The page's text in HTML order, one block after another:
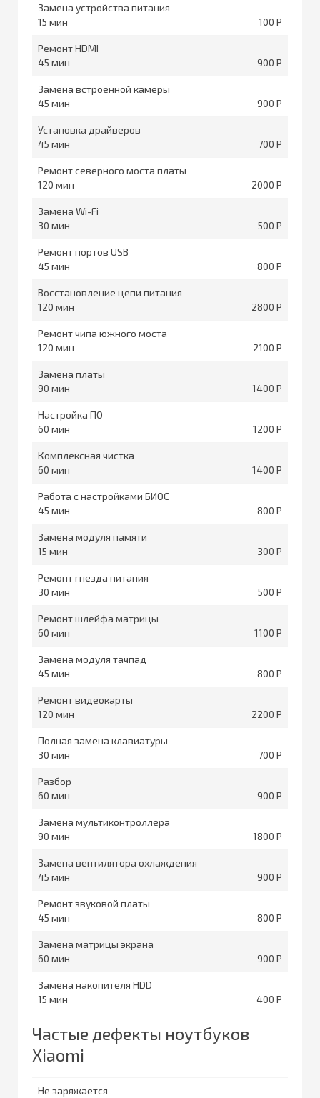
Замена устройства питания
15
100
Ремонт HDMI
45
900
Замена встроенной камеры
45
900
Установка драйверов
45
700
Ремонт северного моста платы
120
2000
Замена Wi-Fi
30
500
Ремонт портов USB
45
800
Восстановление цепи питания
120
2800
Ремонт чипа южного моста
120
2100
Замена платы
90
1400
Настройка ПО
60
1200
Комплексная чистка
60
1400
Работа с настройками БИОС
45
800
Замена модуля памяти
15
300
Ремонт гнезда питания
30
500
Ремонт шлейфа матрицы
60
1100
Замена модуля тачпад
45
800
Ремонт видеокарты
120
2200
Полная замена клавиатуры
30
700
Разбор
60
900
Замена мультиконтроллера
90
1800
Замена вентилятора охлаждения
45
900
Ремонт звуковой платы
45
800
Замена матрицы экрана
60
900
Замена накопителя HDD
15
400
Частые дефекты ноутбуков
Xiaomi
Не заряжается